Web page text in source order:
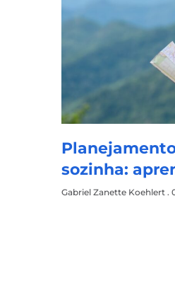
sozinha:
Gabriel Zanette Koehlert